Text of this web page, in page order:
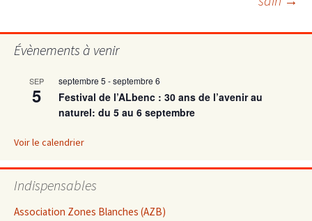
articles
Évènements à venir
SEP
5
septembre 5 -septembre 6
Festival de l’ALbenc : 30 ans de l’avenir au
naturel: du 5 au 6 septembre
Voir le calendrier
Indispensables
Association Zones Blanches (AZB)